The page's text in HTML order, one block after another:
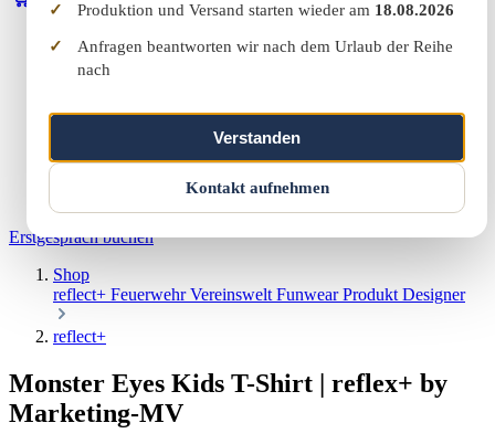
Produktion und Versand starten wieder am 18.08.2026
Anfragen beantworten wir nach dem Urlaub der Reihe
nach
Verstanden
Kontakt aufnehmen
Home
Marketing & Web
Reflect+
Über uns
Erstgespräch buchen
Shop
reflect+ FeuerwehrVereinswelt FunwearProdukt Designer
reflect+
Monster Eyes Kids T-Shirt | reflex+ by
Marketing-MV